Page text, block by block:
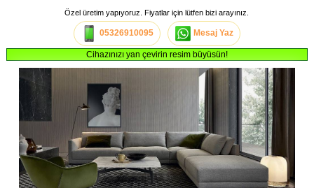
Özel üretim yapıyoruz. Fiyatlar için lütfen bizi arayınız.
05326910095 Mesaj Yaz
Cihazınızı yan çevirin resim büyüsün!